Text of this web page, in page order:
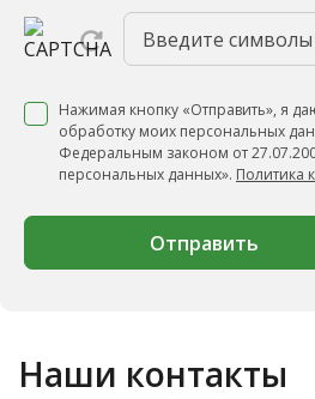
Нажимая кнопку «Отправить», я
обработку моих персональных
Федеральным законом от
персональных данных». Политика
Отправить
Наши контакты